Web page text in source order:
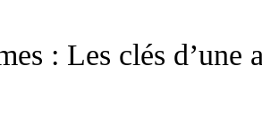
: Les clés d’une